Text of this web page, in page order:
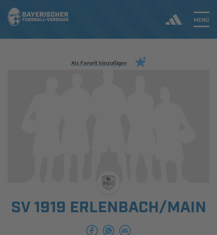
MENÜ
Jetzt einloggen
INFOTHEK SPIELPLUS
Als Favorit hinzufügen
SV 1919 ERLENBACH/MAIN